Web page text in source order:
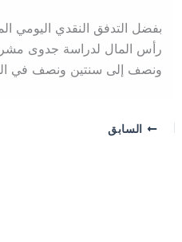
بفضل التدفق النقدي اليومي
رأس المال لدراسة جدوى
ونصف إلى سنتين ونصف في
السابق